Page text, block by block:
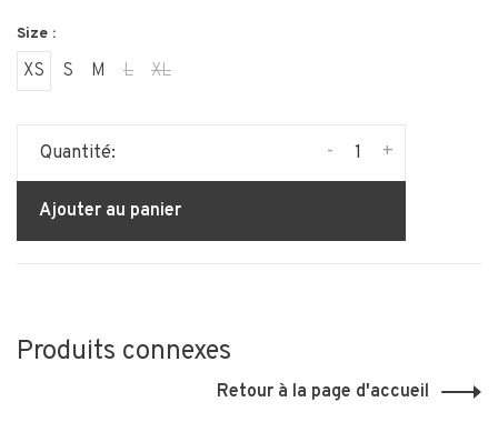
Size :
XS S M L XL
Quantité: +
-
Ajouter au panier
Produits connexes
Retour à la page d'accueil